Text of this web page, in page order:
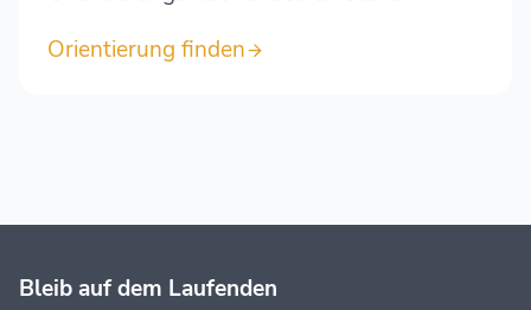
Orientierung finden
Bleib auf dem Laufenden